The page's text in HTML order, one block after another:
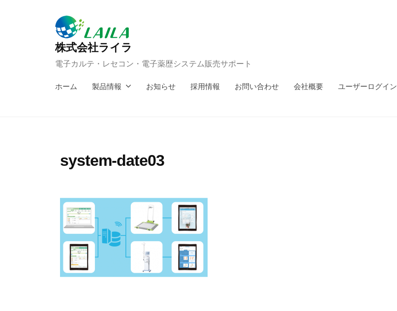
株式会社ライラ
電子カルテ・レセコン・電子薬歴システム販売サポート
ホーム 製品情報 お知らせ 採用情報 お問い合わせ 会社概要 ユーザーログイン
system-date03